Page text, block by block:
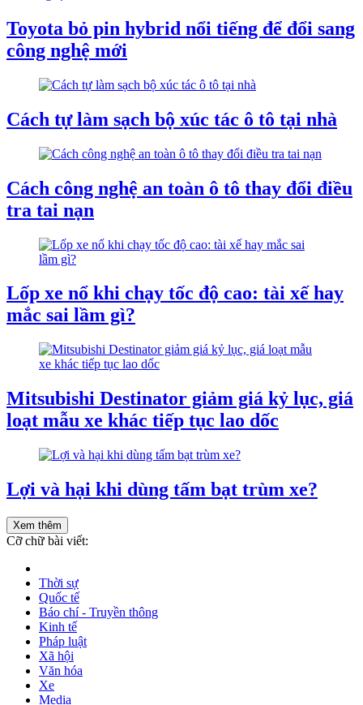
Toyota bỏ pin hybrid nổi tiếng để đổi sang
công nghệ mới
Cách tự làm sạch bộ xúc tác ô tô tại nhà
Cách công nghệ an toàn ô tô thay đổi điều
tra tai nạn
Lốp xe nổ khi chạy tốc độ cao: tài xế hay
mắc sai lầm gì?
Mitsubishi Destinator giảm giá kỷ lục, giá
loạt mẫu xe khác tiếp tục lao dốc
Lợi và hại khi dùng tấm bạt trùm xe?
Xem thêm
Cỡ chữ bài viết:
Thời sự
Quốc tế
Báo chí - Truyền thông
Kinh tế
Pháp luật
Xã hội
Văn hóa
Xe
Media